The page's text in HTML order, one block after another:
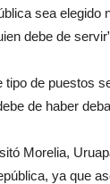
sea elegido
debe de
tipo de puestos
de haber
Morelia,
ya que